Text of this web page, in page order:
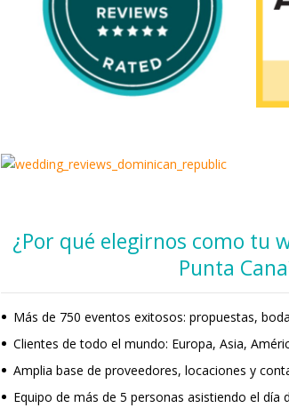
¿Por qué elegirnos como tu
Punta
Más de 750 eventos exitosos: propuestas,
Clientes de todo el mundo: Europa, Asia,
Amplia base de proveedores, locaciones y
Equipo de más de 5 personas asistiendo el día